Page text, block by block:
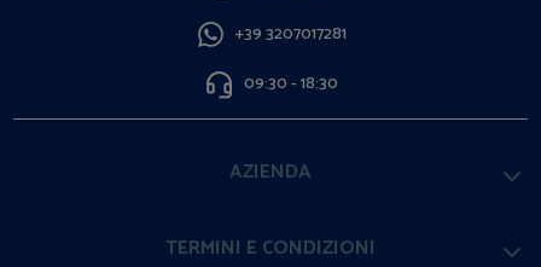
+39 3207017281
09:30 - 18:30
AZIENDA
TERMINI E CONDIZIONI